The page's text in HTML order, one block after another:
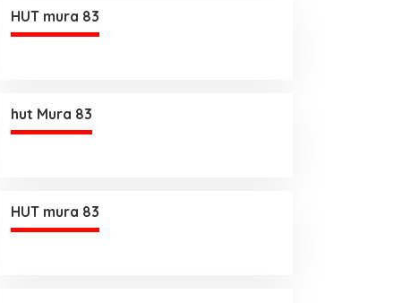
HUT mura 83
hut Mura 83
HUT mura 83